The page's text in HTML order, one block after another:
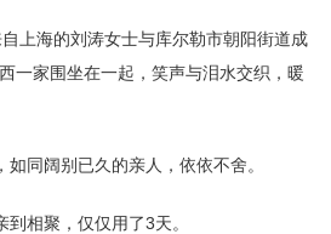
上海的刘涛女士与库尔勒市朝阳街道成
一家围坐在一起，笑声与泪水交织，暖
同阔别已久的亲人，依依不舍。
相聚，仅仅用了3天。